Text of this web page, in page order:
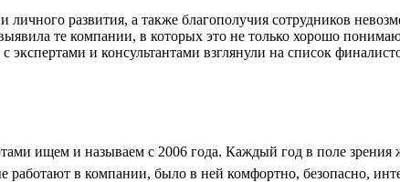
развития, а также благополучия сотрудников
те компании, в которых это не только хорошо
и консультантами взглянули на список
ищем и называем с 2006 года. Каждый год в поле
работают в компании, было в ней комфортно, безопасно,